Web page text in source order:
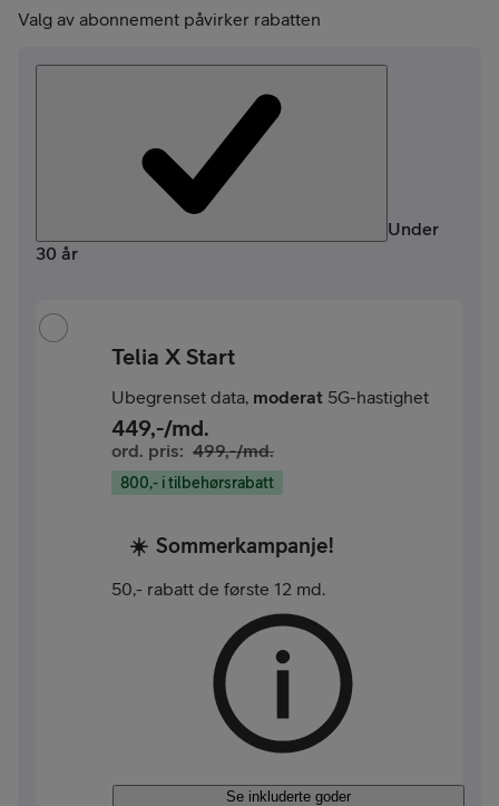
Valg av abonnement påvirker rabatten
Under
30 år
Telia X Start
Ubegrenset data, moderat 5G-hastighet
449,-/md.
ord. pris: 499,-/md.
800,- i tilbehørsrabatt
☀️ Sommerkampanje!
50,- rabatt de første 12 md.
Se inkluderte goder